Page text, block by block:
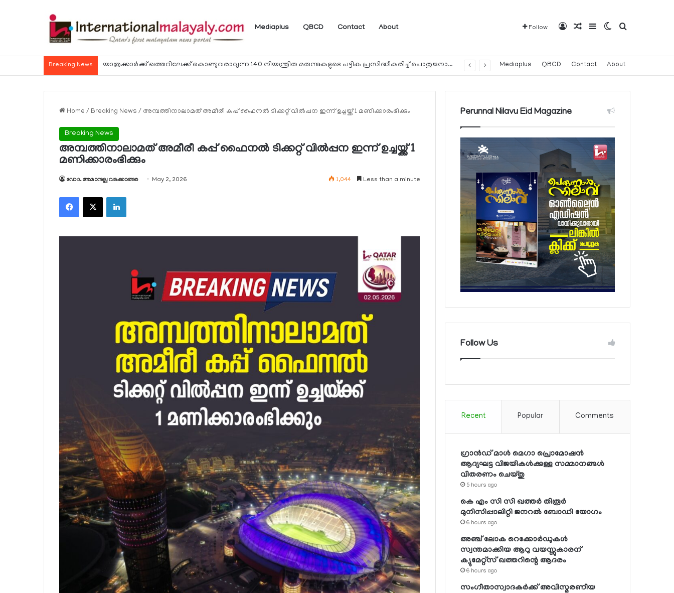
Mediaplus QBCD Contact About Follow Log InRandom Article
SidebarSwitch skin
Search for
Breaking News യാത്രക്കാര്‍ക്ക് ഖത്തറിലേക്ക് കൊണ്ടുവരാവുന്ന 140 നിയന്ത്രിത മരുന്നുകളുടെ പട്ടിക പ്രസിദ്ധീകരിച്ച് പൊതുജനാരോഗ്യ മന്ത്രാലയം Mediaplus QBCD Contact About
Home / Breaking News / അമ്പത്തിനാലാമത് അമീരീ കപ്പ് ഫൈനല്‍ ടിക്കറ്റ് വില്‍പ്പന ഇന്ന് ഉച്ചയ്ക്ക് 1 മണിക്കാരംഭിക്കും
Breaking News
അമ്പത്തിനാലാമത് അമീരീ കപ്പ് ഫൈനല്‍ ടിക്കറ്റ് വില്‍പ്പന ഇന്ന് ഉച്ചയ്ക്ക് 1
മണിക്കാരംഭിക്കും
ഡോ. അമാനുല്ല വടക്കാങ്ങര May 2, 2026 1,044 Less than a minute
Facebook
X LinkedIn
Perunnal Nilavu Eid Magazine
Follow Us
Recent Popular Comments
ഗ്രാന്‍ഡ് മാള്‍ മെഗാ പ്രൊമോഷന്‍
ആദ്യഘട്ട വിജയികള്‍ക്കുള്ള സമ്മാനങ്ങള്‍
വിതരണം ചെയ്തു
5 hours ago
കെ എം സി സി ഖത്തര്‍ തിരൂര്‍
മുനിസിപ്പാലിറ്റി ജനറല്‍ ബോഡി യോഗം
6 hours ago
അഞ്ച് ലോക റെക്കോര്‍ഡുകള്‍
സ്വന്തമാക്കിയ ആറു വയസ്സുകാരന്
ക്യുമേറ്റ്‌സ് ഖത്തറിന്റെ ആദരം
6 hours ago
സംഗീതാസ്വാദകര്‍ക്ക് അവിസ്മരണീയ